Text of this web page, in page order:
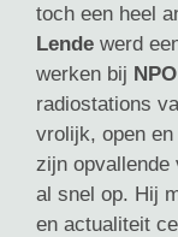
toch een heel
Lende werd
werken bij
radiostations
vrolijk, open
zijn opvallende
al snel op. Hij
en actualiteit